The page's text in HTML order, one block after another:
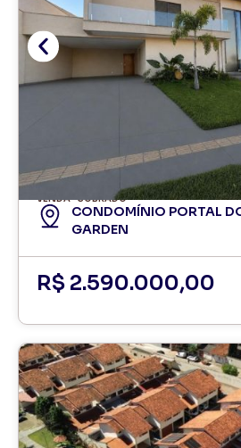
VENDA SOBRADO
CONDOMÍNIO PORTAL
GARDEN
R$ 2.590.000,00